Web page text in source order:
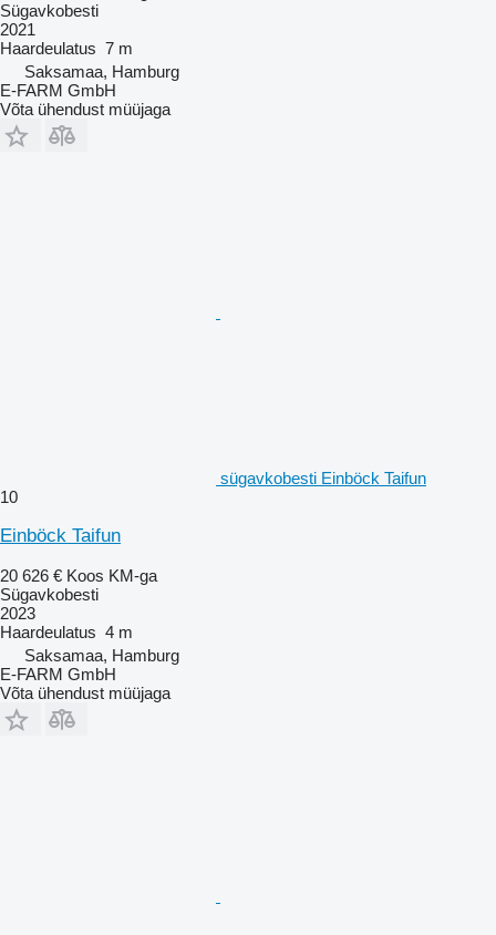
Sügavkobesti
2021
Haardeulatus 7 m
Saksamaa, Hamburg
E-FARM GmbH
Võta ühendust müüjaga
sügavkobesti Einböck Taifun
10
Einböck Taifun
20 626 € Koos KM-ga
Sügavkobesti
2023
Haardeulatus 4 m
Saksamaa, Hamburg
E-FARM GmbH
Võta ühendust müüjaga